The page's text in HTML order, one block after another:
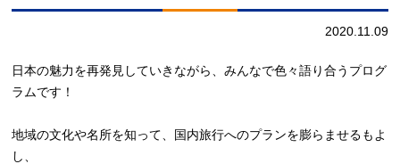
2020.11.09
日本の魅力を再発見していきながら、みんなで色々語り合うプログ
ラムです！
地域の文化や名所を知って、国内旅行へのプランを膨らませるもよ
し、